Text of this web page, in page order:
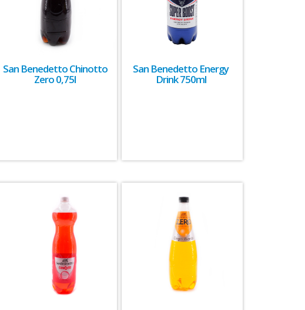
San Benedetto Chinotto
Zero 0,75l
San Benedetto Energy
Drink 750ml